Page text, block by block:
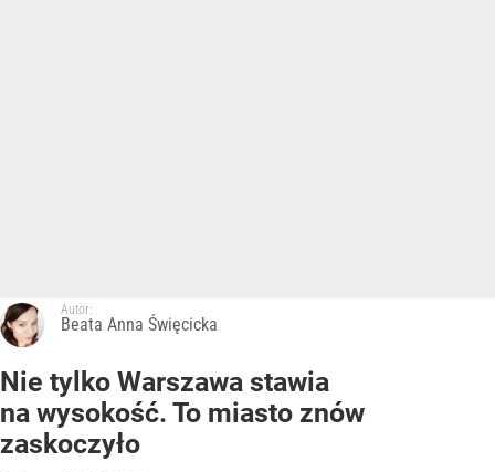
Autor:
Beata Anna Święcicka
Nie tylko Warszawa stawia
na wysokość. To miasto znów
zaskoczyło